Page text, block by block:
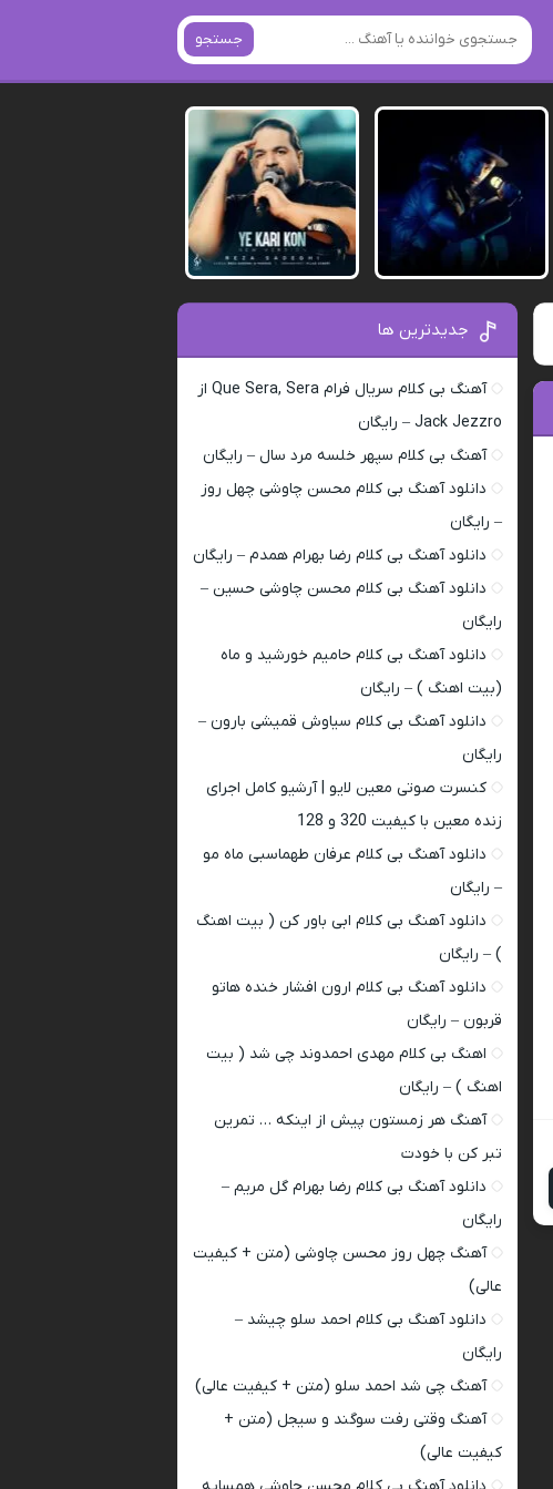
جستجو
جدیدترین ها
آهنگ بی کلام سریال فرام Que Sera, Sera از
Jack Jezzro – رایگان
آهنگ بی کلام سپهر خلسه مرد سال – رایگان
دانلود آهنگ بی کلام محسن چاوشی چهل روز
– رایگان
دانلود آهنگ بی کلام رضا بهرام همدم – رایگان
دانلود آهنگ بی کلام محسن چاوشی حسین –
رایگان
دانلود آهنگ بی کلام حامیم خورشید و ماه
(بیت اهنگ ) – رایگان
دانلود آهنگ بی کلام سیاوش قمیشی بارون –
رایگان
کنسرت صوتی معین لایو | آرشیو کامل اجرای
زنده معین با کیفیت 320 و 128
دانلود آهنگ بی کلام عرفان طهماسبی ماه مو
– رایگان
دانلود آهنگ بی کلام ابی باور کن ( بیت اهنگ
) – رایگان
دانلود آهنگ بی کلام ارون افشار خنده هاتو
قربون – رایگان
اهنگ بی کلام مهدی احمدوند چی شد ( بیت
اهنگ ) – رایگان
آهنگ هر زمستون پیش از اینکه … تمرین
تبر کن با خودت
دانلود آهنگ بی کلام رضا بهرام گل مریم –
رایگان
آهنگ چهل روز محسن چاوشی (متن + کیفیت
عالی)
دانلود آهنگ بی کلام احمد سلو چیشد –
رایگان
آهنگ چی شد احمد سلو (متن + کیفیت عالی)
آهنگ وقتی رفت سوگند و سیجل (متن +
کیفیت عالی)